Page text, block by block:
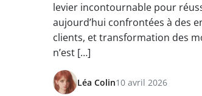
levier incontournable pour
aujourd’hui confrontées à des
clients, et transformation des
n’est […]
Léa Colin10 avril 2026